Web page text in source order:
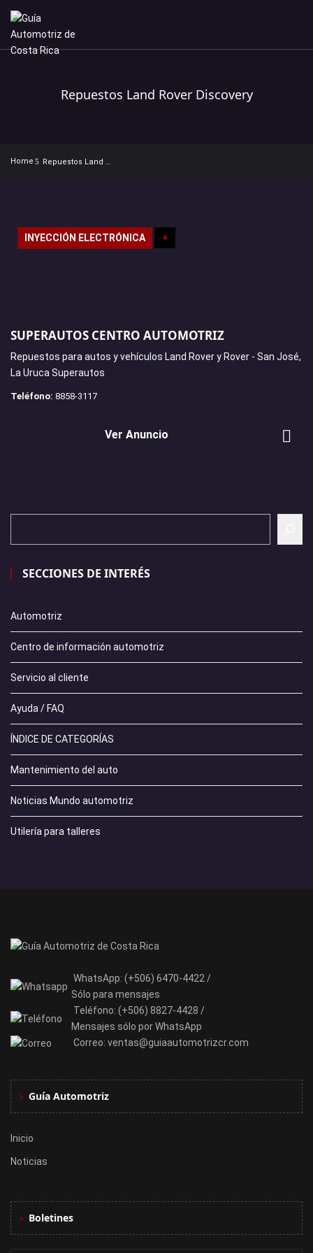
Repuestos Land Rover Discovery
Home
INYECCIÓN ELECTRÓNICA +
SUPERAUTOS CENTRO AUTOMOTRIZ
Repuestos para autos y vehículos Land Rover y Rover - San José,
La Uruca Superautos
Teléfono: 8858-3117
Ver Anuncio
SECCIONES DE INTERÉS
Automotriz
Centro de información automotriz
Servicio al cliente
Ayuda / FAQ
ÍNDICE DE CATEGORÍAS
Mantenimiento del auto
Noticias Mundo automotriz
Utilería para talleres
WhatsApp: (+506) 6470-4422 /
Sólo para mensajes
Teléfono: (+506) 8827-4428 /
Mensajes sólo por WhatsApp
Correo: ventas@guiaautomotrizcr.com
Guía Automotriz
Inicio
Noticias
Boletines